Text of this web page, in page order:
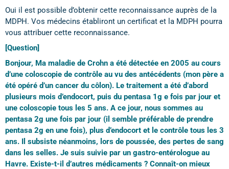
Oui il est possible d’obtenir cette reconnaissance auprès de la
MDPH. Vos médecins établiront un certificat et la MDPH pourra
vous attribuer cette reconnaissance.
[Question]
Bonjour, Ma maladie de Crohn a été détectée en 2005 au cours
d’une coloscopie de contrôle au vu des antécédents (mon père a
été opéré d’un cancer du côlon). Le traitement a été d’abord
plusieurs mois d’endocort, puis du pentasa 1g e fois par jour et
une coloscopie tous les 5 ans. A ce jour, nous sommes au
pentasa 2g une fois par jour (il semble préférable de prendre
pentasa 2g en une fois), plus d’endocort et le contrôle tous les 3
ans. Il subsiste néanmoins, lors de poussée, des pertes de sang
dans les selles. Je suis suivie par un gastro-entérologue au
Havre. Existe-t-il d’autres médicaments ? Connaît-on mieux